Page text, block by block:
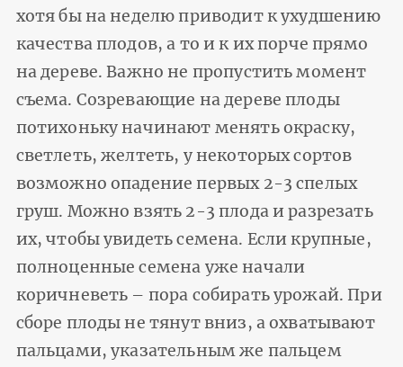
хотя бы на неделю приводит к ухудшению
качества плодов, а то и к их порче прямо
на дереве. Важно не пропустить момент
съема. Созревающие на дереве плоды
потихоньку начинают менять окраску,
светлеть, желтеть, у некоторых сортов
возможно опадение первых 2-3 спелых
груш. Можно взять 2-3 плода и разрезать
их, чтобы увидеть семена. Если крупные,
полноценные семена уже начали
коричневеть – пора собирать урожай. При
сборе плоды не тянут вниз, а охватывают
пальцами, указательным же пальцем